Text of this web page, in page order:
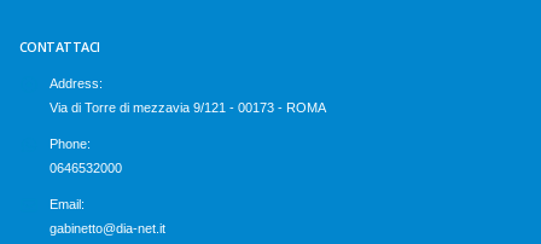
CONTATTACI
Address:
Via di Torre di mezzavia 9/121 - 00173 - ROMA
Phone:
0646532000
Email:
gabinetto@dia-net.it